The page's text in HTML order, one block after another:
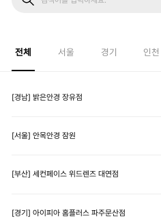
전체 서울 경기 인천
[경남] 밝은안경 장유점
[서울] 안목안경 잠원
[부산] 세컨페이스 위드렌즈 대연점
[경기] 아이피아 홈플러스 파주문산점